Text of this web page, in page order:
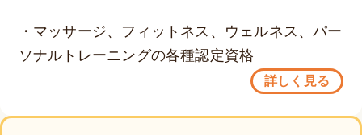
・マッサージ、フィットネス、ウェルネス、パー
ソナルトレーニングの各種認定資格
詳しく見る